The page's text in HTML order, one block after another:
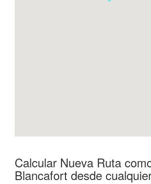
Calcular Nueva Ruta
Blancafort desde